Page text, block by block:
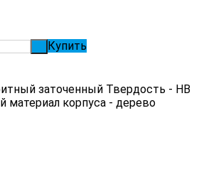
Купить
заточенный Твердость - НВ
материал корпуса - дерево